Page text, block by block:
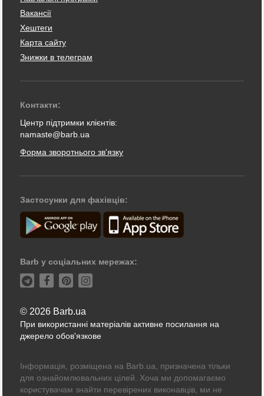
Вакансії
Хештеги
Карта сайту
Знижки в телеграм
Контакти:
Центр підтримки клієнтів:
namaste@barb.ua
Форма зворотнього зв'язку
Застосунки для фахівців:
Barb у соціальних мережах:
© 2026 Barb.ua
При використанні матеріалів активне посилання на
джерело обов'язкове
Інформація, розміщена на Barb.ua, призначена тільки
для ознайомлювальних цілей. Хоча ми допомагаємо
користувачам знайти перевірених виконавців, ми не